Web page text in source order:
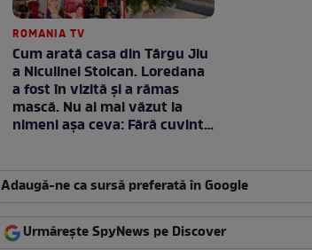
ROMANIA TV
Cum arată casa din Târgu Jiu
a Niculinei Stoican. Loredana
a fost în vizită și a rămas
mască. Nu ai mai văzut la
nimeni așa ceva: Fără cuvinte
Adaugă-ne ca sursă preferată în Google
Urmărește SpyNews pe Discover